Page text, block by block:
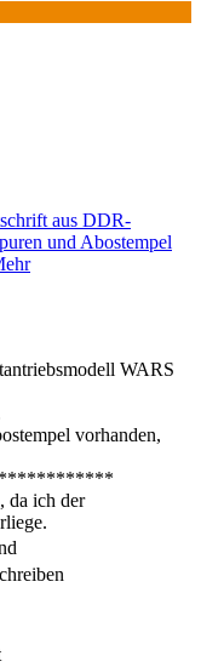
aus DDR-
und Abostempel
WARS
vorhanden,
da ich der